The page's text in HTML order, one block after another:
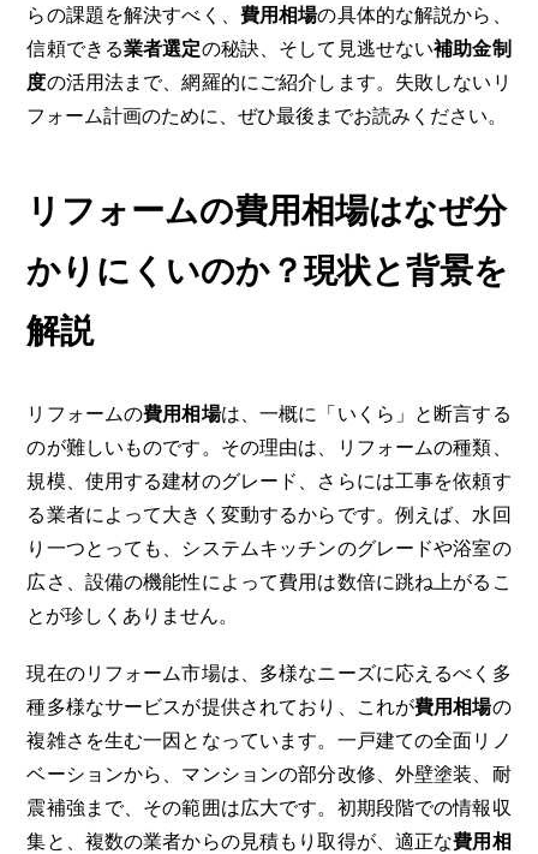
らの課題を解決すべく、 費用相場の具体的な解説から、
信頼できる業者選定の秘訣、そして見逃せない補助金制
度の活用法まで、網羅的にご紹介します。失敗しないリ
フォーム計画のために、ぜひ最後までお読みください。
リフォームの費用相場はなぜ分
かりにくいのか？現状と背景を
解説
リフォームの費用相場は、一概に「いくら」と断言する
のが難しいものです。その理由は、リフォームの種類、
規模、使用する建材のグレード、さらには工事を依頼す
る業者によって大きく変動するからです。例えば、水回
り一つとっても、システムキッチンのグレードや浴室の
広さ、設備の機能性によって費用は数倍に跳ね上がるこ
とが珍しくありません。
現在のリフォーム市場は、多様なニーズに応えるべく多
種多様なサービスが提供されており、これが費用相場の
複雑さを生む一因となっています。一戸建ての全面リノ
ベーションから、マンションの部分改修、外壁塗装、耐
震補強まで、その範囲は広大です。初期段階での情報収
集と、複数の業者からの見積もり取得が、適正な費用相